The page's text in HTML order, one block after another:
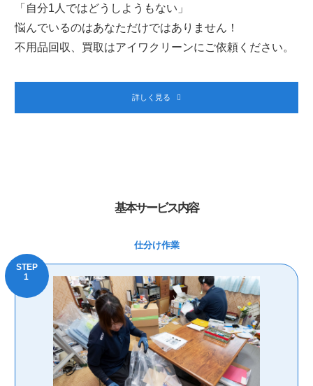
「自分1人ではどうしようもない」
悩んでいるのはあなただけではありません！
不用品回収、買取はアイワクリーンにご依頼ください。
詳しく見る
基本サービス内容
仕分け作業